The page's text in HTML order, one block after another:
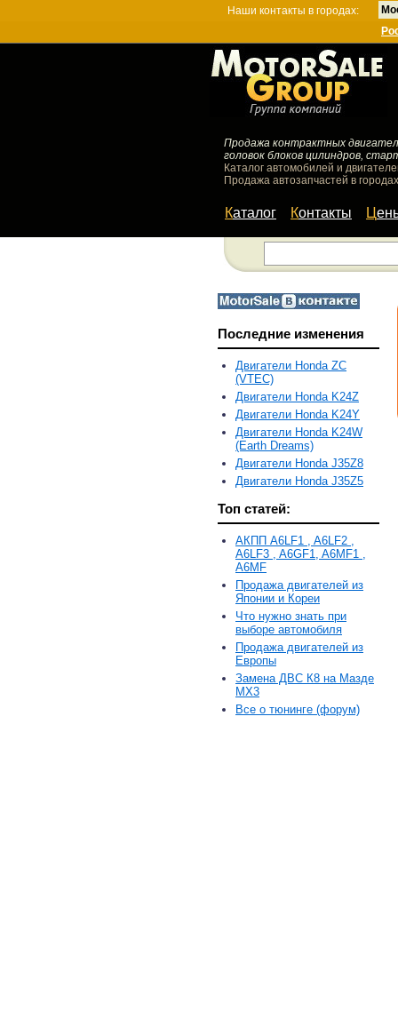
Наши контакты в городах:
Продажа контрактных
головок блоков цилиндров,
Каталог автомобилей и
Продажа автозапчастей в
Каталог Контакты
Последние изменения
Двигатели Honda ZC
(VTEC)
Двигатели Honda K24Z
Двигатели Honda K24Y
Двигатели Honda K24W
(Earth Dreams)
Двигатели Honda J35Z8
Двигатели Honda J35Z5
Топ статей:
АКПП A6LF1 , A6LF2 ,
A6LF3 , A6GF1, A6MF1 ,
A6MF
Продажа двигателей из
Японии и Кореи
Что нужно знать при
выборе автомобиля
Продажа двигателей из
Европы
Замена ДВС К8 на Мазде
MX3
Все о тюнинге (форум)